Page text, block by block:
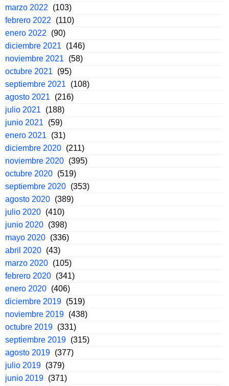
marzo 2022
(103)
febrero 2022
(110)
enero 2022
(90)
diciembre 2021
(146)
noviembre 2021
(58)
octubre 2021
(95)
septiembre 2021
(108)
agosto 2021
(216)
julio 2021
(188)
junio 2021
(59)
enero 2021
(31)
diciembre 2020 (211)
noviembre 2020 (395)
octubre 2020 (519)
septiembre 2020 (353)
agosto 2020 (389)
julio 2020 (410)
junio 2020 (398)
mayo 2020 (336)
abril 2020 (43)
marzo 2020 (105)
febrero 2020 (341)
enero 2020 (406)
diciembre 2019 (519)
noviembre 2019 (438)
octubre 2019 (331)
septiembre 2019 (315)
agosto 2019 (377)
julio 2019 (379)
junio 2019 (371)